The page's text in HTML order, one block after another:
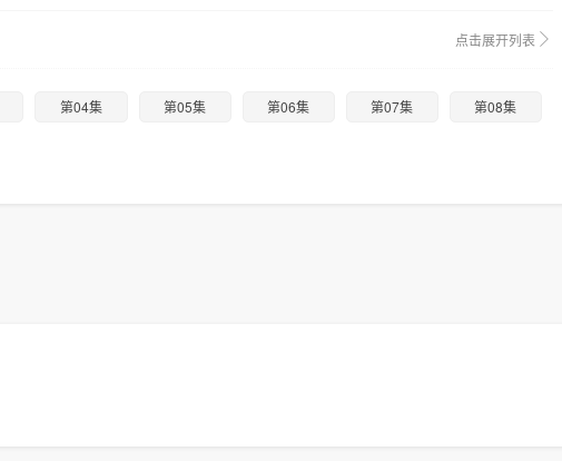
点击展开列表
第04集 第05集 第06集 第07集 第08集